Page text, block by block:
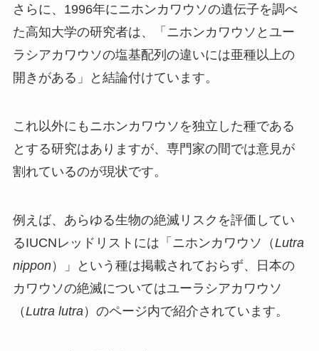
さらに、1996年にニホンカワウソの遺伝子を調べ
た高知大学の研究者は、「ニホンカワウソとユー
ラシアカワウソの塩基配列の違いには亜種以上の
開きがある」と結論付けています。
これ以外にもニホンカワウソを独立した種である
とする研究はありますが、専門家の間では意見が
割れているのが現状です。
例えば、あらゆる生物の絶滅リスクを評価してい
るIUCNレッドリストには「ニホンカワウソ（Lutra
nippon）」という種は掲載されておらず、日本の
カワウソの絶滅についてはユーラシアカワウソ
（Lutra lutra ）のページ内で紹介されています。